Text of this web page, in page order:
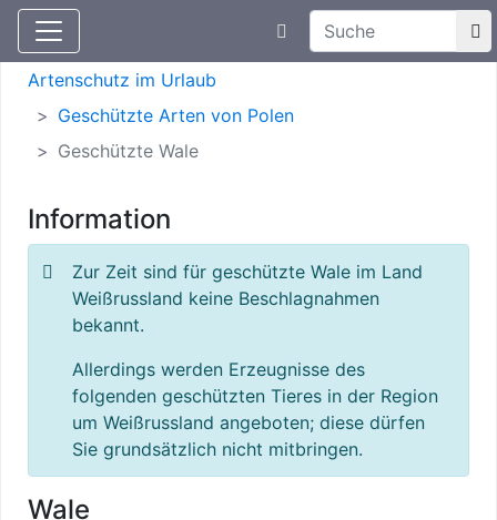
Aktuelle Meldungen
Suchtexteingabe
Artenschutz
Artenschutz im Urlaub
Geschützte Arten von Polen
Geschützte Wale
Information
Zur Zeit sind für geschützte Wale im Land
Weißrussland keine Beschlagnahmen
bekannt.
Allerdings werden Erzeugnisse des
folgenden geschützten Tieres in der Region
um Weißrussland angeboten; diese dürfen
Sie grundsätzlich nicht mitbringen.
Wale